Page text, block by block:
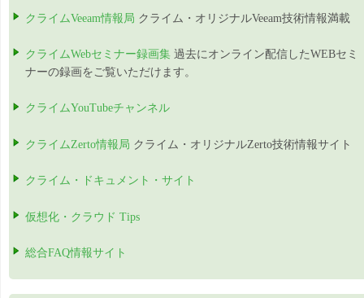
クライムVeeam情報局 クライム・オリジナルVeeam技術情報満載
クライムWebセミナー録画集 過去にオンライン配信したWEBセミ
ナーの録画をご覧いただけます。
クライムYouTubeチャンネル
クライムZerto情報局 クライム・オリジナルZerto技術情報サイト
クライム・ドキュメント・サイト
仮想化・クラウド Tips
総合FAQ情報サイト